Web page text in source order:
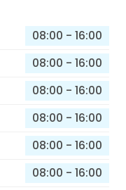
08:00 - 16:00
08:00 - 16:00
08:00 - 16:00
08:00 - 16:00
08:00 - 16:00
08:00 - 16:00